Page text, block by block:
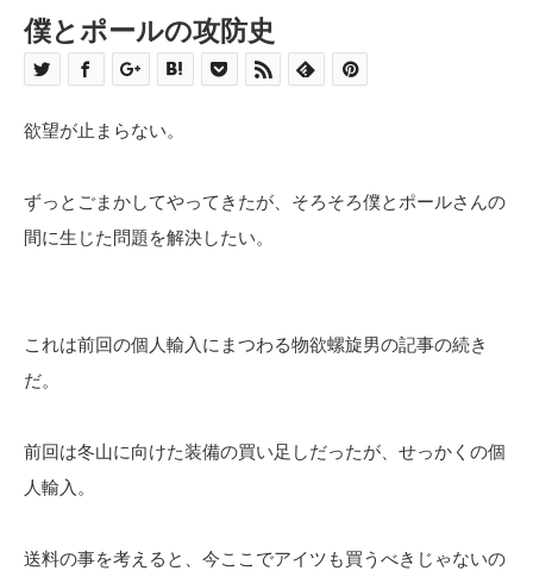
僕とポールの攻防史
欲望が止まらない。
ずっとごまかしてやってきたが、そろそろ僕とポールさんの
間に生じた問題を解決したい。
これは前回の個人輸入にまつわる物欲螺旋男の記事の続き
だ。
前回は冬山に向けた装備の買い足しだったが、せっかくの個
人輸入。
送料の事を考えると、今ここでアイツも買うべきじゃないの